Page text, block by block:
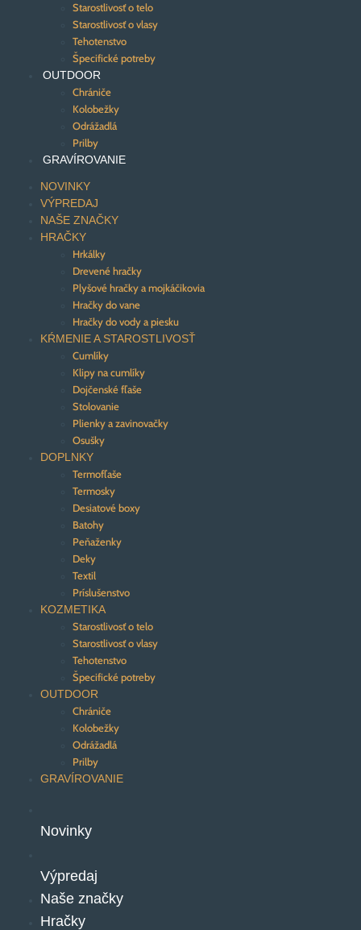
Starostlivosť o telo
Starostlivosť o vlasy
Tehotenstvo
Špecifické potreby
OUTDOOR
Chrániče
Kolobežky
Odrážadlá
Prilby
GRAVÍROVANIE
NOVINKY
VÝPREDAJ
NAŠE ZNAČKY
HRAČKY
Hrkálky
Drevené hračky
Plyšové hračky a mojkáčikovia
Hračky do vane
Hračky do vody a piesku
KŔMENIE A STAROSTLIVOSŤ
Cumlíky
Klipy na cumlíky
Dojčenské fľaše
Stolovanie
Plienky a zavinovačky
Osušky
DOPLNKY
Termofľaše
Termosky
Desiatové boxy
Batohy
Peňaženky
Deky
Textil
Príslušenstvo
KOZMETIKA
Starostlivosť o telo
Starostlivosť o vlasy
Tehotenstvo
Špecifické potreby
OUTDOOR
Chrániče
Kolobežky
Odrážadlá
Prilby
GRAVÍROVANIE
Novinky
Výpredaj
Naše značky
Hračky